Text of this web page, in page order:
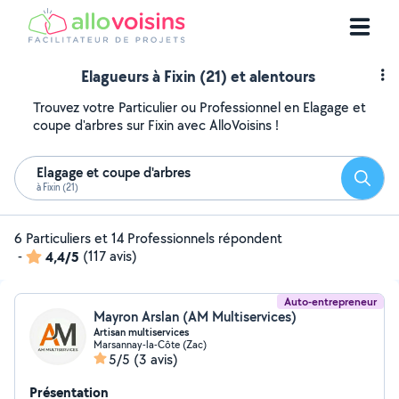
Elagueurs à Fixin (21) et alentours
Trouvez votre Particulier ou Professionnel en Elagage et
coupe d'arbres sur Fixin avec AlloVoisins !
Elagage et coupe d'arbres
à Fixin (21)
6 Particuliers et 14 Professionnels répondent
-
4,4/5 (117 avis)
Auto-entrepreneur
Mayron Arslan (AM Multiservices)
Artisan multiservices
Marsannay-la-Côte (Zac)
5/5 (3 avis)
Présentation